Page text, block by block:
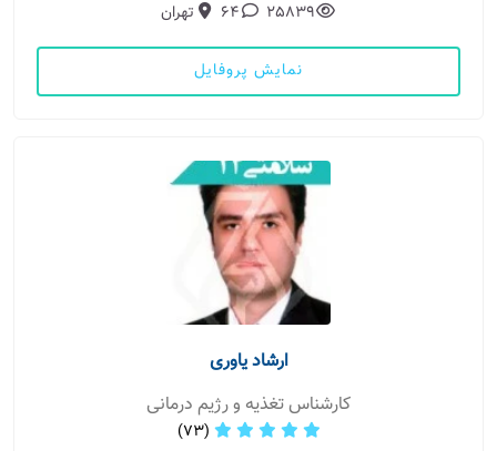
25839
64 تهران
نمایش پروفایل
ارشاد یاوری
کارشناس تغذیه و رژیم درمانی
(73)